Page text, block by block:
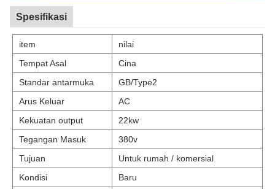
Spesifikasi
item
nilai
Tempat Asal
Cina
Standar antarmuka
GB/Type2
Arus Keluar
AC
Kekuatan output
22kw
Tegangan Masuk
380v
Tujuan
Untuk rumah / komersial
Kondisi
Baru